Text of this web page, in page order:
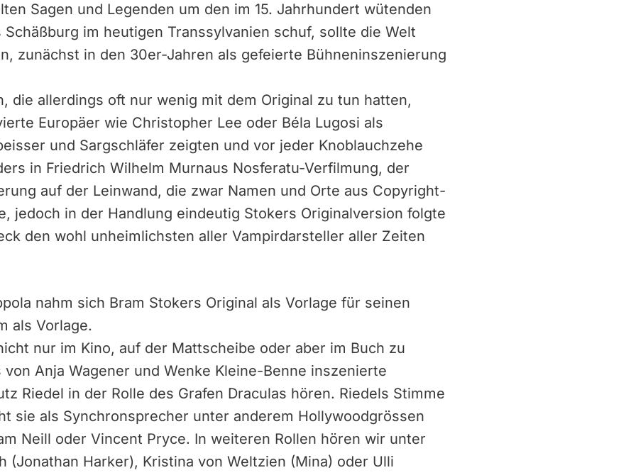
Sagen und Legenden um den im 15. Jahrhundert wütenden
Schäßburg im heutigen Transsylvanien schuf, sollte die Welt
zunächst in den 30er-Jahren als gefeierte Bühneninszenierung
die allerdings oft nur wenig mit dem Original zu tun hatten,
Europäer wie Christopher Lee oder Béla Lugosi als
und Sargschläfer zeigten und vor jeder Knoblauchzehe
in Friedrich Wilhelm Murnaus Nosferatu-Verfilmung, der
auf der Leinwand, die zwar Namen und Orte aus Copyright-
jedoch in der Handlung eindeutig Stokers Originalversion folgte
den wohl unheimlichsten aller Vampirdarsteller aller Zeiten
nahm sich Bram Stokers Original als Vorlage für seinen
als Vorlage.
nur im Kino, auf der Mattscheibe oder aber im Buch zu
Anja Wagener und Wenke Kleine-Benne inszenierte
Riedel in der Rolle des Grafen Draculas hören. Riedels Stimme
sie als Synchronsprecher unter anderem Hollywoodgrössen
Neill oder Vincent Pryce. In weiteren Rollen hören wir unter
(Jonathan Harker), Kristina von Weltzien (Mina) oder Ulli